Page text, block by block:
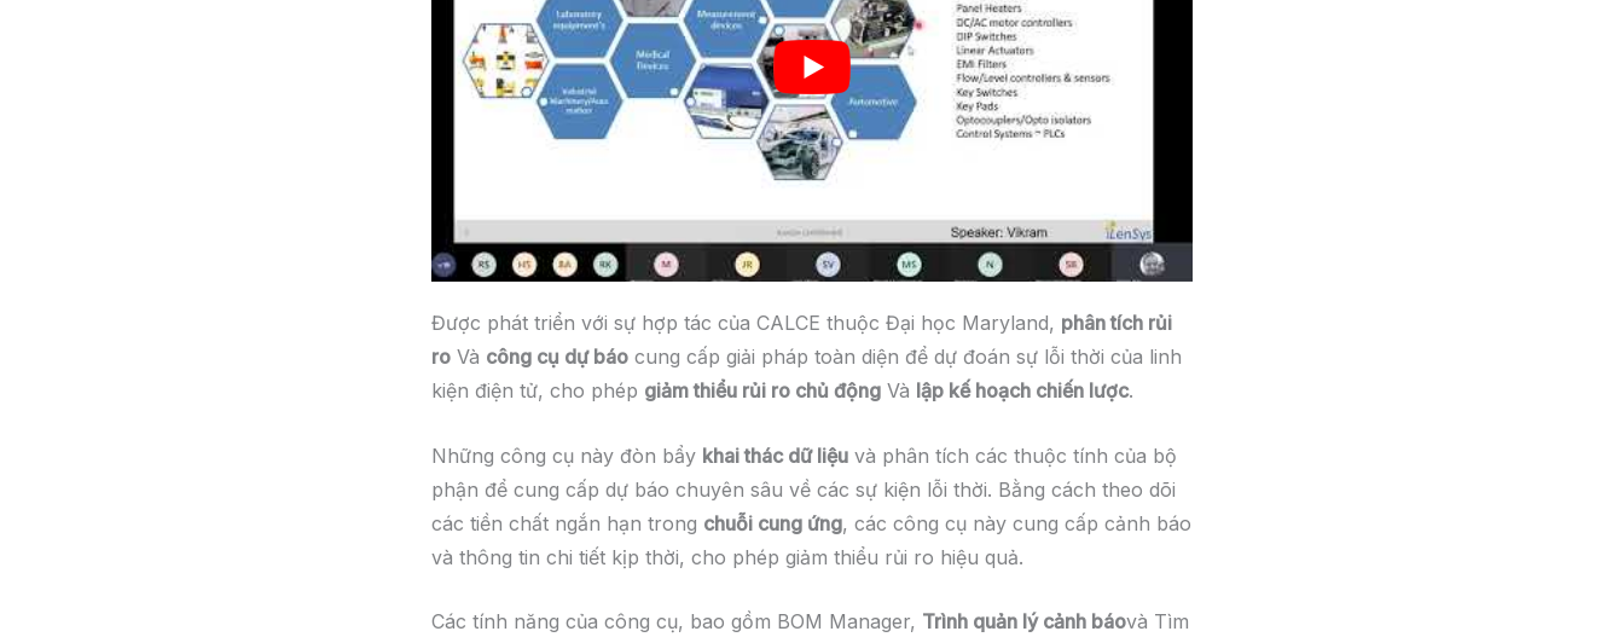
Được phát triển với sự hợp tác của CALCE thuộc Đại học Maryland, phân tích rủi
ro Và công cụ dự báo cung cấp giải pháp toàn diện để dự đoán sự lỗi thời của linh
kiện điện tử, cho phép giảm thiểu rủi ro chủ động Và lập kế hoạch chiến lược.
Những công cụ này đòn bẩy khai thác dữ liệu và phân tích các thuộc tính của bộ
phận để cung cấp dự báo chuyên sâu về các sự kiện lỗi thời. Bằng cách theo dõi
các tiền chất ngắn hạn trong chuỗi cung ứng, các công cụ này cung cấp cảnh báo
và thông tin chi tiết kịp thời, cho phép giảm thiểu rủi ro hiệu quả.
Các tính năng của công cụ, bao gồm BOM Manager, Trình quản lý cảnh báovà Tìm